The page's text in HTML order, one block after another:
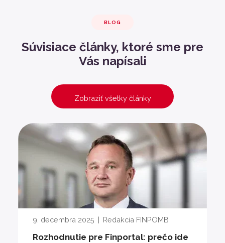
BLOG
Súvisiace články, ktoré sme pre
Vás napísali
Zobraziť všetky články
9. decembra 2025 | Redakcia FINPOMB
Rozhodnutie pre Finportal: prečo ide